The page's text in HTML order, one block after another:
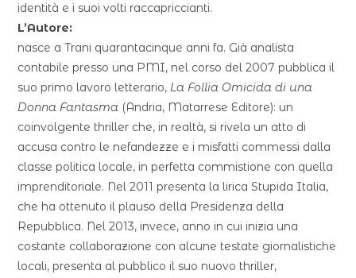
identità e i suoi volti raccapriccianti.
L’Autore:
nasce a Trani quarantacinque anni fa. Già analista
contabile presso una PMI, nel corso del 2007 pubblica il
suo primo lavoro letterario, La Follia Omicida di una
Donna Fantasma (Andria, Matarrese Editore): un
coinvolgente thriller che, in realtà, si rivela un atto di
accusa contro le nefandezze e i misfatti commessi dalla
classe politica locale, in perfetta commistione con quella
imprenditoriale. Nel 2011 presenta la lirica Stupida Italia,
che ha ottenuto il plauso della Presidenza della
Repubblica. Nel 2013, invece, anno in cui inizia una
costante collaborazione con alcune testate giornalistiche
locali, presenta al pubblico il suo nuovo thriller,